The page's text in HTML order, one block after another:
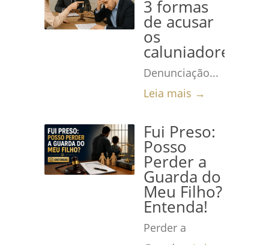
3 formas
de acusar
os
caluniadores
Denunciação...
Leia mais →
Fui Preso:
Posso
Perder a
Guarda do
Meu Filho?
Entenda!
Perder a